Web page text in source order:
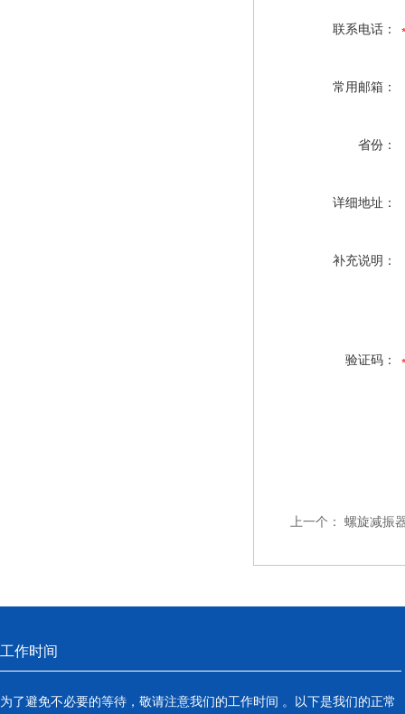
联系电话：
常用邮箱：
省份：
详细地址：
补充说明：
验证码：
上一个： 螺旋减振
工作时间
为了避免不必要的等待，敬请注意我们的工作时间 。以下是我们的正常